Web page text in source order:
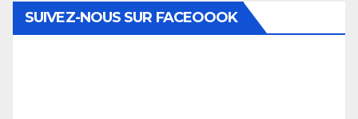
SUIVEZ-NOUS SUR FACEOOOK